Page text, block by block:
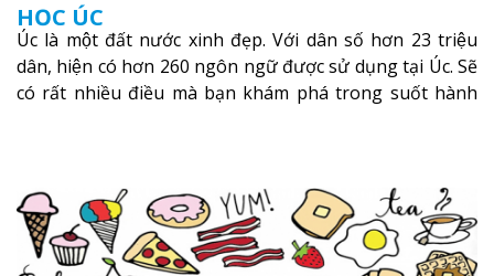
HỌC ÚC
Úc là một đất nước xinh đẹp. Với dân số hơn 23 triệu
dân, hiện có hơn 260 ngôn ngữ được sử dụng tại Úc. Sẽ
có rất nhiều điều mà bạn khám phá trong suốt hành